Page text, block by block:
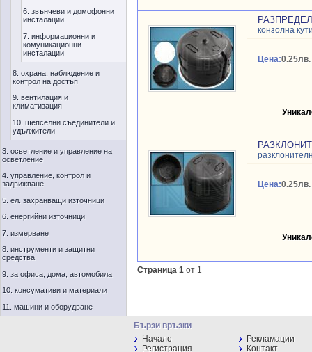
6. звънчеви и домофонни
инсталации
7. информационни и
комуникационни
инсталации
8. охрана, наблюдение и
контрол на достъп
9. вентилация и
климатизация
10. щепселни съединители и
удължители
3. осветление и управление на
осветление
4. управление, контрол и
задвижване
5. ел. захранващи източници
6. енергийни източници
7. измерване
8. инструменти и защитни
средства
9. за офиса, дома, автомобила
10. консумативи и материали
11. машини и оборудване
конзолна
Цена:0.25лв.
Цена:0.25лв.
Страница 1 от 1
Бързи връзки
Начало
Рекламации
Регистрация
Контакт